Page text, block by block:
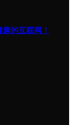
的互联网！